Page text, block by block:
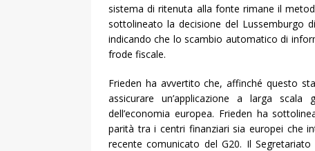
sistema di ritenuta alla fonte rimane il
sottolineato la decisione del Lussemburgo
indicando che lo scambio automatico di
frode fiscale.
Frieden ha avvertito che, affinché questo
assicurare un’applicazione a larga
dell’economia europea. Frieden ha
parità tra i centri finanziari sia europei che
recente comunicato del G20. Il